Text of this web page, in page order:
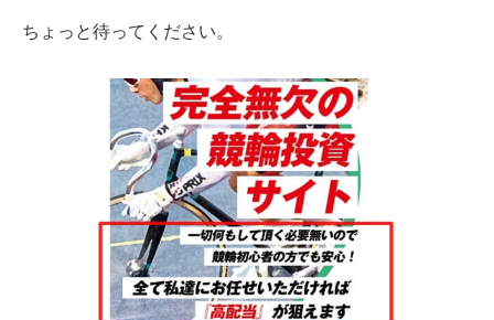
ちょっと待ってください。